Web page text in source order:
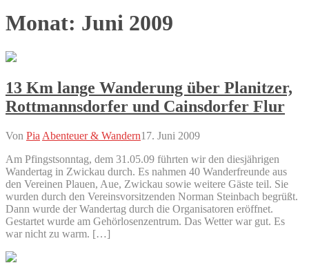
Monat: Juni 2009
13 Km lange Wanderung über Planitzer,
Rottmannsdorfer und Cainsdorfer Flur
Von Pia Abenteuer & Wandern17. Juni 2009
Am Pfingstsonntag, dem 31.05.09 führten wir den diesjährigen
Wandertag in Zwickau durch. Es nahmen 40 Wanderfreunde aus
den Vereinen Plauen, Aue, Zwickau sowie weitere Gäste teil. Sie
wurden durch den Vereinsvorsitzenden Norman Steinbach begrüßt.
Dann wurde der Wandertag durch die Organisatoren eröffnet.
Gestartet wurde am Gehörlosenzentrum. Das Wetter war gut. Es
war nicht zu warm. […]